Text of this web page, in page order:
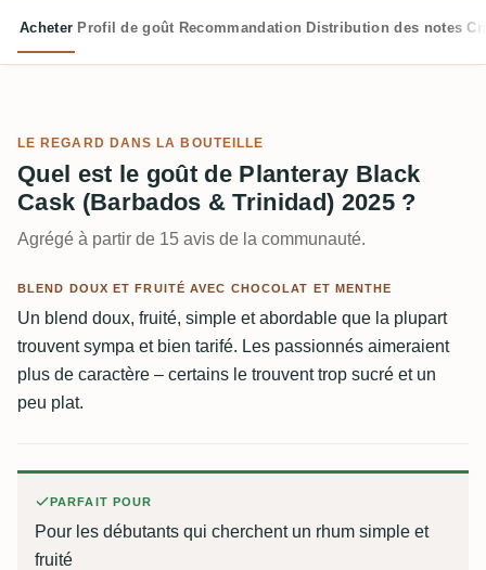
Acheter Profil de goût Recommandation Distribution des notes
LE REGARD DANS LA BOUTEILLE
Quel est le goût de Planteray Black
Cask (Barbados & Trinidad) 2025 ?
Agrégé à partir de 15 avis de la communauté.
BLEND DOUX ET FRUITÉ AVEC CHOCOLAT ET MENTHE
Un blend doux, fruité, simple et abordable que la plupart
trouvent sympa et bien tarifé. Les passionnés aimeraient
plus de caractère – certains le trouvent trop sucré et un
peu plat.
PARFAIT POUR
Pour les débutants qui cherchent un rhum simple et
fruité